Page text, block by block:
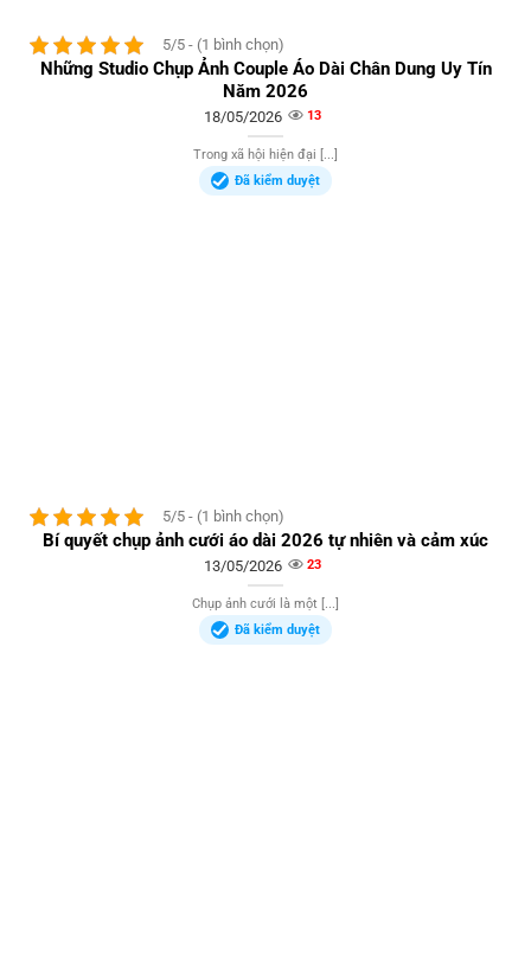
5/5 - (1 bình chọn)
Những Studio Chụp Ảnh Couple Áo Dài Chân Dung Uy Tín
Năm 2026
18/05/2026 13
Trong xã hội hiện đại [...]
Đã kiểm duyệt
5/5 - (1 bình chọn)
Bí quyết chụp ảnh cưới áo dài 2026 tự nhiên và cảm xúc
13/05/2026 23
Chụp ảnh cưới là một [...]
Đã kiểm duyệt